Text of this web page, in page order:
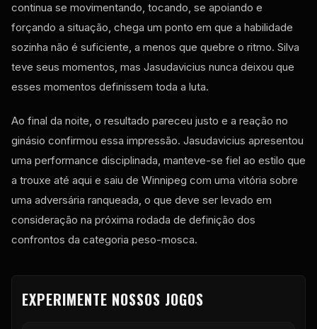
continua se movimentando, tocando, se apoiando e
forçando a situação, chega um ponto em que a habilidade
sozinha não é suficiente, a menos que quebre o ritmo. Silva
teve seus momentos, mas Jasudavicius nunca deixou que
esses momentos definissem toda a luta.
Ao final da noite, o resultado pareceu justo e a reação no
ginásio confirmou essa impressão. Jasudavicius apresentou
uma performance disciplinada, manteve-se fiel ao estilo que
a trouxe até aqui e saiu de Winnipeg com uma vitória sobre
uma adversária ranqueada, o que deve ser levado em
consideração na próxima rodada de definição dos
confrontos da categoria peso-mosca.
EXPERIMENTE NOSSOS JOGOS